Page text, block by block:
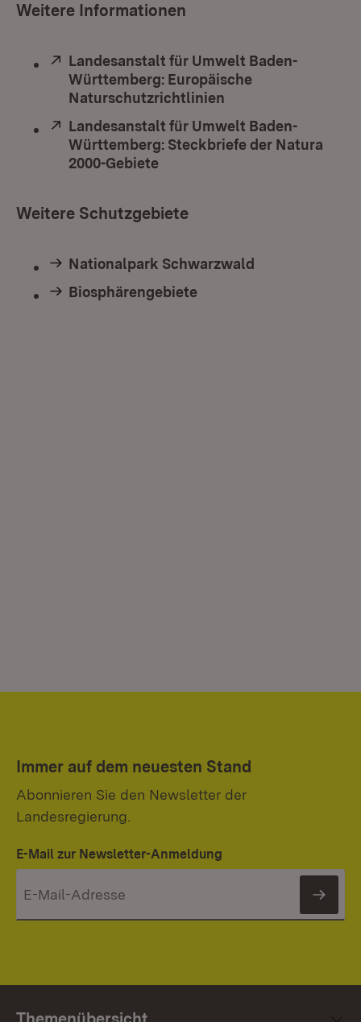
Weitere Informationen
Extern:
Landesanstalt für Umwelt Baden-
Württemberg: Europäische
Naturschutzrichtlinien
Extern:
Landesanstalt für Umwelt Baden-
Württemberg: Steckbriefe der Natura
2000-Gebiete
Weitere Schutzgebiete
Nationalpark Schwarzwald
Biosphärengebiete
Immer auf dem neuesten Stand
Abonnieren Sie den Newsletter der
Landesregierung.
E-Mail zur Newsletter-Anmeldung